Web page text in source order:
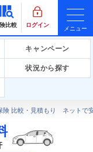
比較 ログイン
メニュー
キャンペーン
状況から探す
険 比較・見積もり ネットで